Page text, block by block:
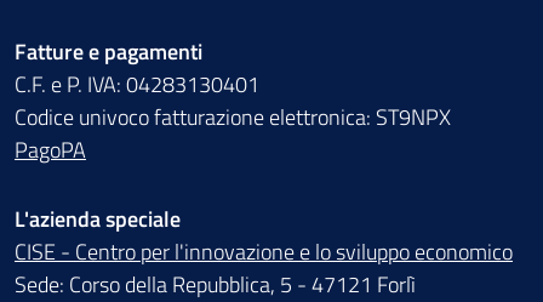
Fatture e pagamenti
C.F. e P. IVA: 04283130401
Codice univoco fatturazione elettronica: ST9NPX
PagoPA
L'azienda speciale
CISE - Centro per l'innovazione e lo sviluppo economico
Sede: Corso della Repubblica, 5 - 47121 Forlì